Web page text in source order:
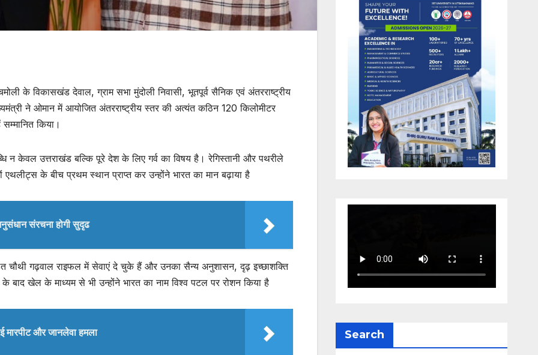
के विकासखंड देवाल, ग्राम सभा मुंदोली निवासी, भूतपूर्व सैनिक एवं अंतरराष्ट्रीय
ने ओमान में आयोजित अंतरराष्ट्रीय स्तर की अत्यंत कठिन 120 किलोमीटर
किया।
न केवल उत्तराखंड बल्कि पूरे देश के लिए गर्व का विषय है। रेगिस्तानी और पथरीले
एथलीट्स के बीच प्रथम स्थान प्राप्त कर उन्होंने भारत का मान बढ़ाया है
संरचना होगी सुदृढ
चौथी गढ़वाल राइफल में सेवाएं दे चुके हैं और उनका सैन्य अनुशासन, दृढ़ इच्छाशक्ति
बाद खेल के माध्यम से भी उन्होंने भारत का नाम विश्व पटल पर रोशन किया है
मारपीट और जानलेवा हमला Search